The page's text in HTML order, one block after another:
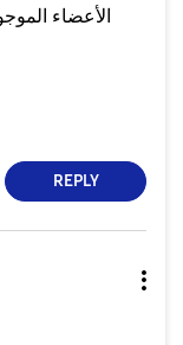
الأعضاء
REPLY